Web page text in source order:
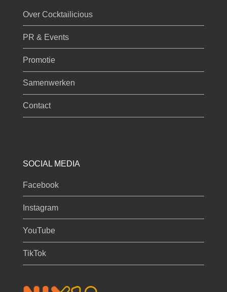
Over Cocktailicious
PR & Events
Promotie
Samenwerken
Contact
SOCIAL MEDIA
Facebook
Instagram
YouTube
TikTok